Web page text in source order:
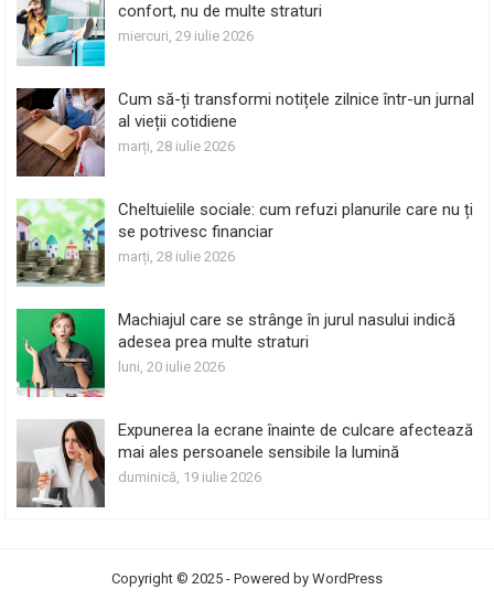
confort, nu de multe straturi
miercuri, 29 iulie 2026
Cum să-ți transformi notițele zilnice într-un jurnal
al vieții cotidiene
marți, 28 iulie 2026
Cheltuielile sociale: cum refuzi planurile care nu ți
se potrivesc financiar
marți, 28 iulie 2026
Machiajul care se strânge în jurul nasului indică
adesea prea multe straturi
luni, 20 iulie 2026
Expunerea la ecrane înainte de culcare afectează
mai ales persoanele sensibile la lumină
duminică, 19 iulie 2026
Copyright © 2025 - Powered by WordPress